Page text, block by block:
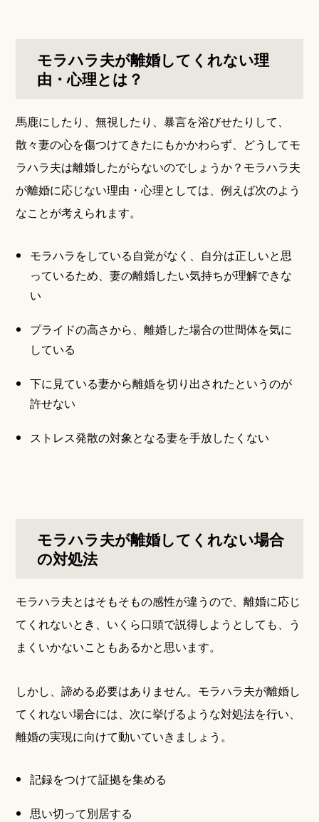
モラハラ夫が離婚してくれない理
由・心理とは？
馬鹿にしたり、無視したり、暴言を浴びせたりして、
散々妻の心を傷つけてきたにもかかわらず、どうしてモ
ラハラ夫は離婚したがらないのでしょうか？モラハラ夫
が離婚に応じない理由・心理としては、例えば次のよう
なことが考えられます。
モラハラをしている自覚がなく、自分は正しいと思
っているため、妻の離婚したい気持ちが理解できな
い
プライドの高さから、離婚した場合の世間体を気に
している
下に見ている妻から離婚を切り出されたというのが
許せない
ストレス発散の対象となる妻を手放したくない
モラハラ夫が離婚してくれない場合
の対処法
モラハラ夫とはそもそもの感性が違うので、離婚に応じ
てくれないとき、いくら口頭で説得しようとしても、う
まくいかないこともあるかと思います。
しかし、諦める必要はありません。モラハラ夫が離婚し
てくれない場合には、次に挙げるような対処法を行い、
離婚の実現に向けて動いていきましょう。
記録をつけて証拠を集める
思い切って別居する